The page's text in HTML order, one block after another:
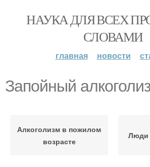
НАУКА ДЛЯ ВСЕХ
СЛОВАМИ
главная новости
Запойный
Алкоголизм в пожилом
возрасте
Люди